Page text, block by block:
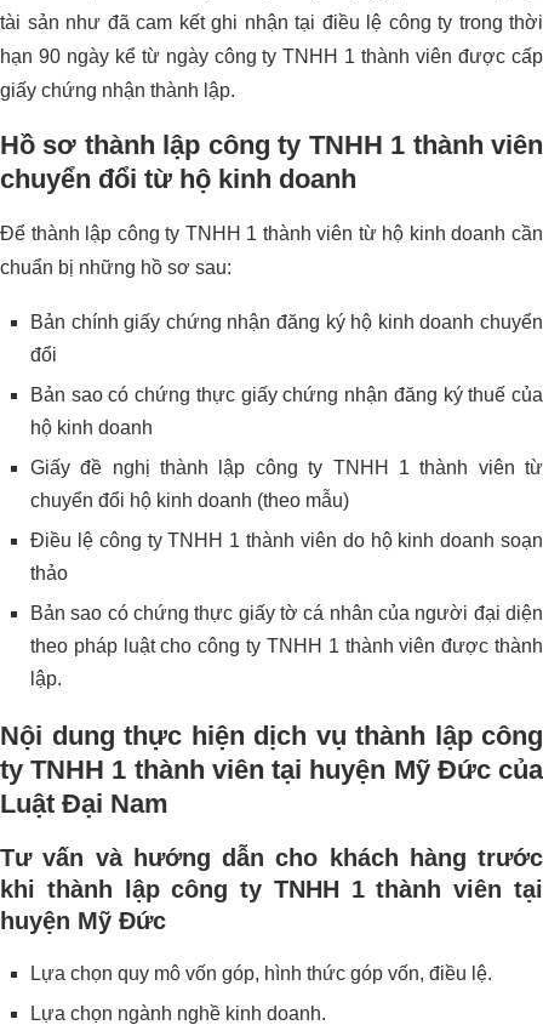
tài sản như đã cam kết ghi nhận tại điều lệ công ty trong thời
hạn 90 ngày kể từ ngày công ty TNHH 1 thành viên được cấp
giấy chứng nhận thành lập.
Hồ sơ thành lập công ty TNHH 1 thành viên
chuyển đổi từ hộ kinh doanh
Để thành lập công ty TNHH 1 thành viên từ hộ kinh doanh cần
chuẩn bị những hồ sơ sau:
Bản chính giấy chứng nhận đăng ký hộ kinh doanh chuyển
đổi
Bản sao có chứng thực giấy chứng nhận đăng ký thuế của
hộ kinh doanh
Giấy đề nghị thành lập công ty TNHH 1 thành viên từ
chuyển đổi hộ kinh doanh (theo mẫu)
Điều lệ công ty TNHH 1 thành viên do hộ kinh doanh soạn
thảo
Bản sao có chứng thực giấy tờ cá nhân của người đại diện
theo pháp luật cho công ty TNHH 1 thành viên được thành
lập.
Nội dung thực hiện dịch vụ thành lập công
ty TNHH 1 thành viên tại huyện Mỹ Đức của
Luật Đại Nam
Tư vấn và hướng dẫn cho khách hàng trước
khi thành lập công ty TNHH 1 thành viên tại
huyện Mỹ Đức
Lựa chọn quy mô vốn góp, hình thức góp vốn, điều lệ.
Lựa chọn ngành nghề kinh doanh.